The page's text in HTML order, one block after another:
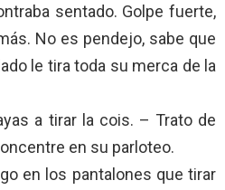
sentado. Golpe fuerte,
No es pendejo, sabe que
le tira toda su merca de la
a tirar la cois. – Trato de
en su parloteo.
en los pantalones que tirar